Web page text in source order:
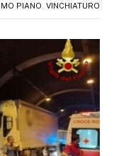
PIANO VINCHIATURO